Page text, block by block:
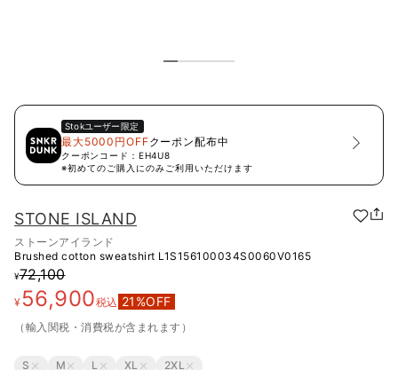
Stokユーザー限定
最大5000円OFFクーポン配布中
クーポンコード： EH4U8
※初めてのご購入にのみご利用いただけます
STONE ISLAND
ストーンアイランド
Brushed cotton sweatshirt L1S156100034S0060V0165
¥72,100
¥ 56,900税込 21 %OFF
（輸入関税・消費税が含まれます）
S M L XL 2XL